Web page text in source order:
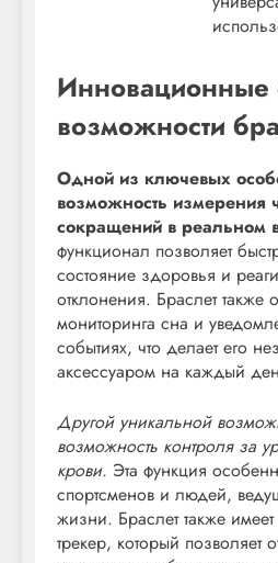
Инновационные
возможности
Одной из ключевых
возможность измерения
сокращений в реальном
функционал позволяет
состояние здоровья и
отклонения. Браслет также
мониторинга сна и
событиях, что делает его
аксессуаром на каждый
Другой уникальной
возможность контроля за
крови. Эта функция
спортсменов и людей,
жизни. Браслет также
трекер, который позволяет